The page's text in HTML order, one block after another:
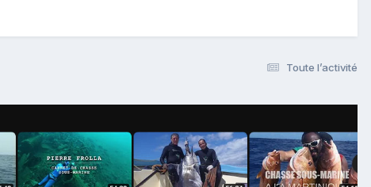
Toute l’activité